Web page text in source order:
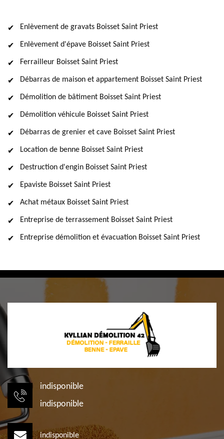
Enlèvement de gravats Boisset Saint Priest
Enlèvement d'épave Boisset Saint Priest
Ferrailleur Boisset Saint Priest
Débarras de maison et appartement Boisset Saint Priest
Démolition de bâtiment Boisset Saint Priest
Démolition véhicule Boisset Saint Priest
Débarras de grenier et cave Boisset Saint Priest
Location de benne Boisset Saint Priest
Destruction d'engin Boisset Saint Priest
Epaviste Boisset Saint Priest
Achat métaux Boisset Saint Priest
Entreprise de terrassement Boisset Saint Priest
Entreprise démolition et évacuation Boisset Saint Priest
indisponible
indisponible
indisponible